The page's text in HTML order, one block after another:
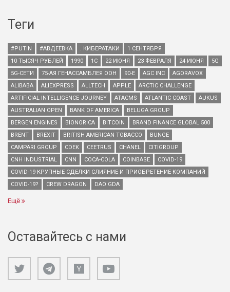
Теги
#PUTIN #АВДЕЕВКА . КИБЕРАТАКИ
1 СЕНТЯБРЯ
10 ТЫСЯЧ РУБЛЕЙ
1990 1С 22 ИЮНЯ 23 ФЕВРАЛЯ 24 ИЮНЯ
5G
5G-СЕТИ
75-АЯ ГЕНАССАМБЛЕЯ ООН 90-Е AGC INC
AGORAVOX
ALIBABA
ALIEXPRESS ALLTECH APPLE
ARCTIC CHALLENGE
ARTIFICIAL INTELLIGENCE JOURNEY
ATACMS ATLANTIC COAST
AUKUS
AUSTRALIAN OPEN
BANK OF AMERICA
BELUGA GROUP
BERGEN ENGINES
BIONORICA BITCOIN
BRAND FINANCE GLOBAL 500
BRENT
BREXIT BRITISH AMERICAN TOBACCO
BUNGE
CAMPARI GROUP
CDEK CEETRUS CHANEL
CITIGROUP
CNH INDUSTRIAL
CNN COCA-COLA COINBASE
COVID-19
COVID-19 КРУПНЫЕ СДЕЛКИ СЛИЯНИЕ И ПРИОБРЕТЕНИЕ КОМПАНИЙ
COVID-19?
CREW DRAGON DAO GDA
Ещё
Оставайтесь с нами